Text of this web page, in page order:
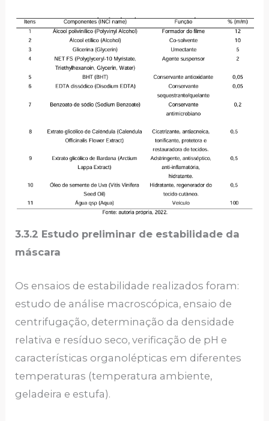
3.3.2 Estudo preliminar de estabilidade da
máscara
Os ensaios de estabilidade realizados foram:
estudo de análise macroscópica, ensaio de
centrifugação, determinação da densidade
relativa e resíduo seco, verificação de pH e
características organolépticas em diferentes
temperaturas (temperatura ambiente,
geladeira e estufa).